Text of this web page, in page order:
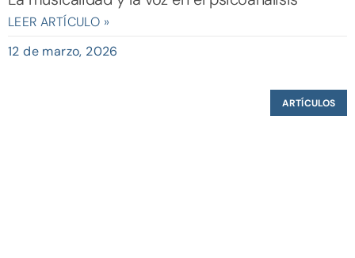
LEER ARTÍCULO »
12 de marzo, 2026
ARTÍCULOS